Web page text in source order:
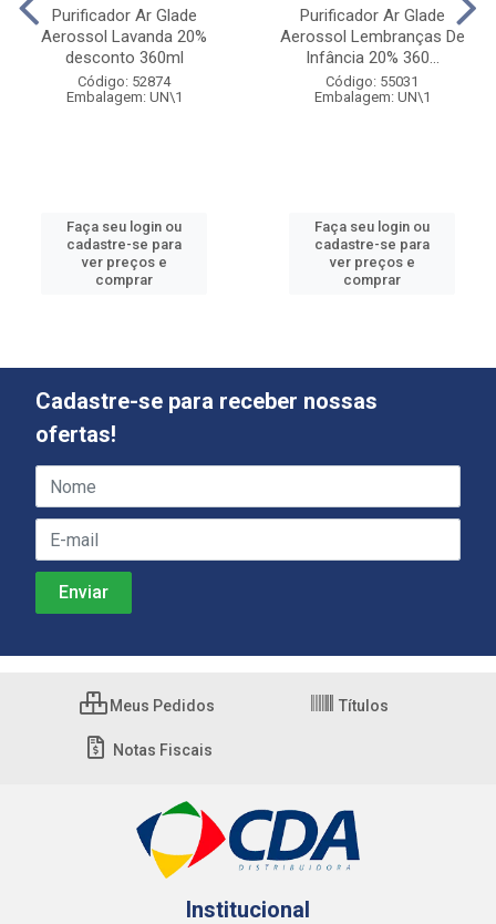
Purificador Ar Glade
Aerossol Lavanda 20%
desconto 360ml
Código: 52874
Embalagem: UN\1
Faça seu login ou
cadastre-se para
ver preços e
comprar
Purificador Ar Glade
Aerossol Lembranças De
Infância 20% 360...
Código: 55031
Embalagem: UN\1
Faça seu login ou
cadastre-se para
ver preços e
comprar
Cadastre-se para receber nossas
ofertas!
Meus Pedidos Títulos
Notas Fiscais
Institucional